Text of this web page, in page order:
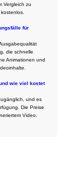
Vergleich zu
für
die schnelle
Animationen und
wie viel kostet
und es
Die Preise
Video.